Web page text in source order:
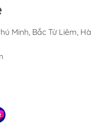
Minh, Bắc Từ Liêm, Hà